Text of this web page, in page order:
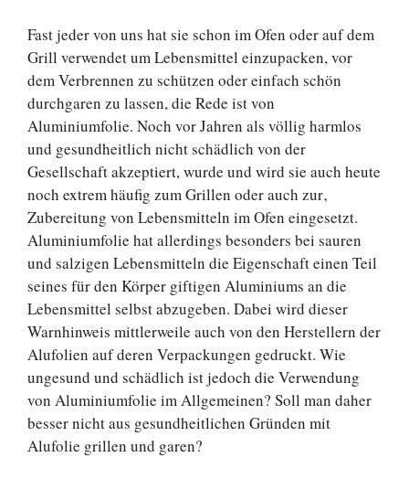
Fast jeder von uns hat sie schon im Ofen oder auf dem
Grill verwendet um Lebensmittel einzupacken, vor
dem Verbrennen zu schützen oder einfach schön
durchgaren zu lassen, die Rede ist von
Aluminiumfolie. Noch vor Jahren als völlig harmlos
und gesundheitlich nicht schädlich von der
Gesellschaft akzeptiert, wurde und wird sie auch heute
noch extrem häufig zum Grillen oder auch zur‚
Zubereitung von Lebensmitteln im Ofen eingesetzt.
Aluminiumfolie hat allerdings besonders bei sauren
und salzigen Lebensmitteln die Eigenschaft einen Teil
seines für den Körper giftigen Aluminiums an die
Lebensmittel selbst abzugeben. Dabei wird dieser
Warnhinweis mittlerweile auch von den Herstellern der
Alufolien auf deren Verpackungen gedruckt. Wie
ungesund und schädlich ist jedoch die Verwendung
von Aluminiumfolie im Allgemeinen? Soll man daher
besser nicht aus gesundheitlichen Gründen mit
Alufolie grillen und garen?